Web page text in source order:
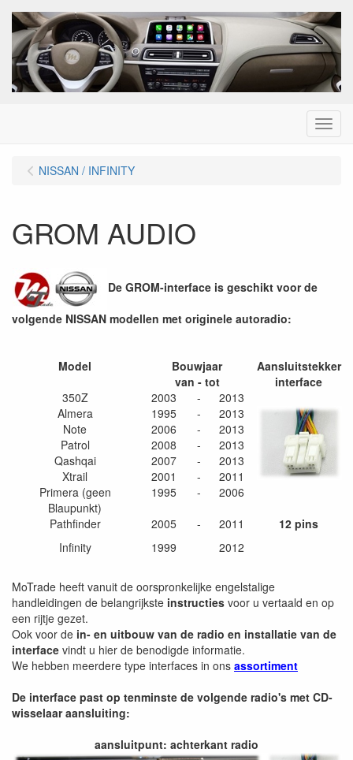
Menu
NISSAN / INFINITY
GROM AUDIO
De GROM-interface is geschikt voor de
volgende NISSAN modellen met originele autoradio:
Model
Bouwjaar
van - tot
Aansluitstekker
interface
350Z
2003 -
2013
Almera
1995 -
2013
Note
2006 -
2013
Patrol
2008 -
2013
Qashqai
2007 -
2013
Xtrail
2001 -
2011
Primera (geen
Blaupunkt)
1995 -
2006
Pathfinder
2005 - 2011
12 pins
Infinity
1999 2012
MoTrade heeft vanuit de oorspronkelijke engelstalige
handleidingen de belangrijkste instructies voor u vertaald en op
een rijtje gezet.
Ook voor de in- en uitbouw van de radio en installatie van de
interface vindt u hier de benodigde informatie.
We hebben meerdere type interfaces in ons assortiment
De interface past op tenminste de volgende radio's met CD-
wisselaar aansluiting:
aansluitpunt: achterkant radio